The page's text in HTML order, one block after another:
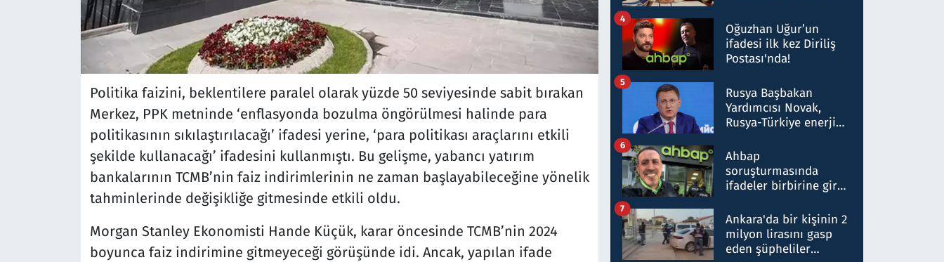
Politika faizini, beklentilere paralel olarak yüzde 50 seviyesinde sabit bırakan
Merkez, PPK metninde ‘enflasyonda bozulma öngörülmesi halinde para
politikasının sıkılaştırılacağı’ ifadesi yerine, ‘para politikası araçlarını etkili
şekilde kullanacağı’ ifadesini kullanmıştı. Bu gelişme, yabancı yatırım
bankalarının TCMB’nin faiz indirimlerinin ne zaman başlayabileceğine yönelik
tahminlerinde değişikliğe gitmesinde etkili oldu.
Morgan Stanley Ekonomisti Hande Küçük, karar öncesinde TCMB’nin 2024
boyunca faiz indirimine gitmeyeceği görüşünde idi. Ancak, yapılan ifade
Oğuzhan Uğur’un
ifadesi ilk kez Diriliş
Postası'nda!
4
Rusya Başbakan
Yardımcısı Novak,
Rusya-Türkiye enerji
nitelikte olduğunu
belirtti
5
Ahbap
soruşturmasında
ifadeler birbirine girdi:
ifadelerinden ortaya
çıkan tablo şok etti
6
Ankara'da bir kişinin 2
milyon lirasını gasp
eden şüpheliler
7